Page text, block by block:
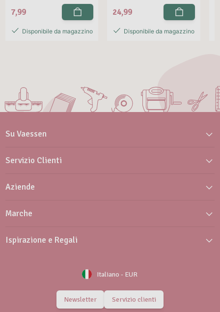
7,99
Disponibile da magazzino
24,99
Disponibile da magazzino
Su Vaessen
Servizio Clienti
Aziende
Marche
Ispirazione e Regali
Italiano - EUR
Newsletter Servizio clienti